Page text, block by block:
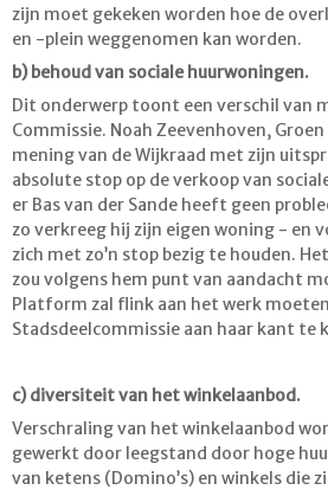
zijn moet gekeken worden hoe de
en -plein weggenomen kan worden.
b) behoud van sociale huurwoningen.
Dit onderwerp toont een verschil van
Commissie. Noah Zeevenhoven,
mening van de Wijkraad met zijn
absolute stop op de verkoop van
er Bas van der Sande heeft geen
zo verkreeg hij zijn eigen woning - en
zich met zo’n stop bezig te houden.
zou volgens hem punt van aandacht
Platform zal flink aan het werk
Stadsdeelcommissie aan haar kant te
c) diversiteit van het winkelaanbod.
Verschraling van het winkelaanbod
gewerkt door leegstand door hoge
van ketens (Domino’s) en winkels die